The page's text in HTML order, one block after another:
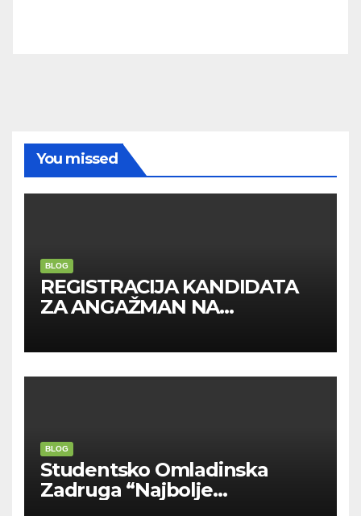
You missed
BLOG
REGISTRACIJA KANDIDATA
ZA ANGAŽMAN NA
BLOG
Studentsko Omladinska
Zadruga “Najbolje